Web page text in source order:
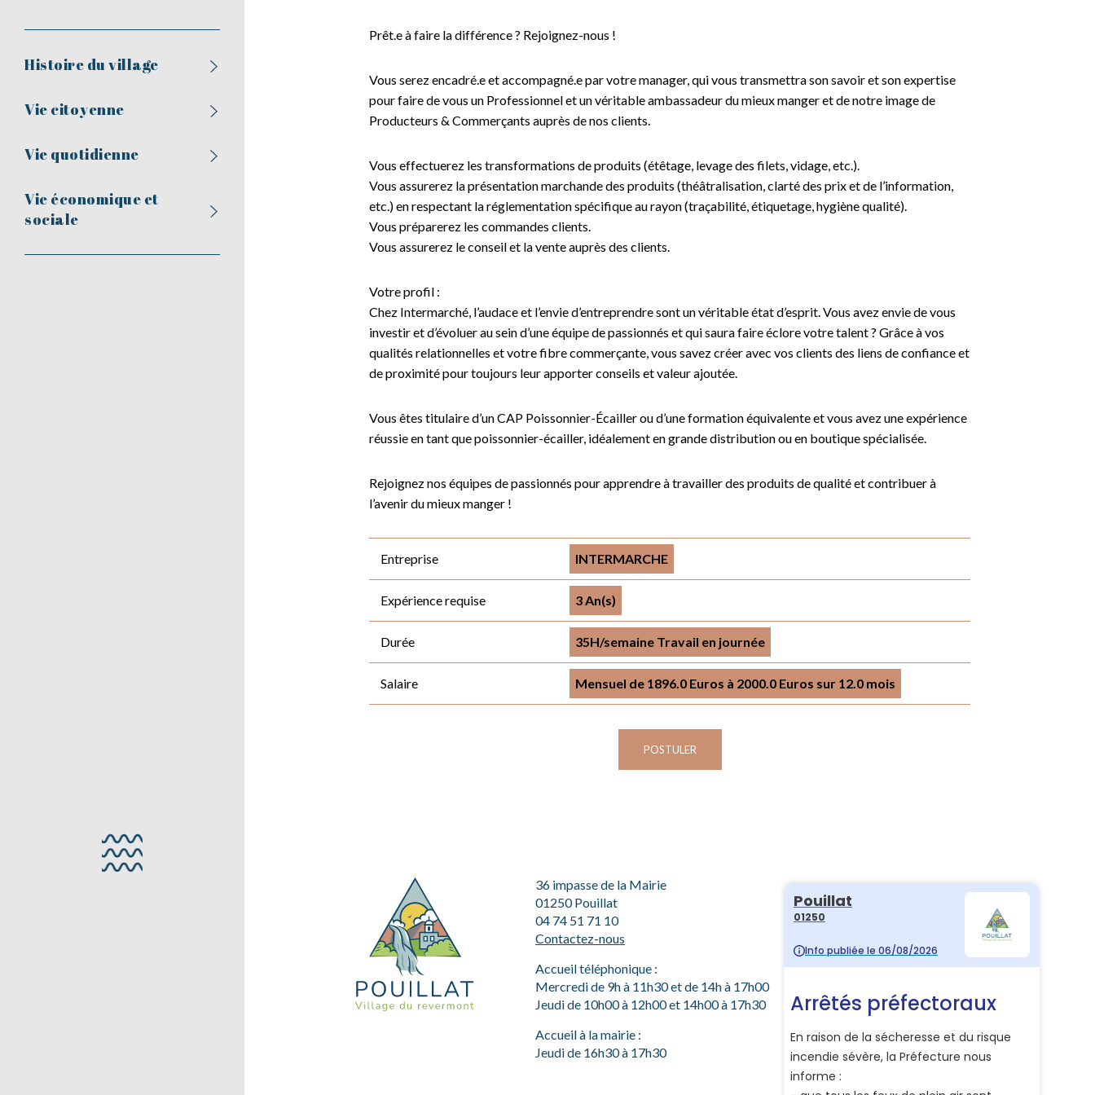
Histoire du village
Vie citoyenne
Vie quotidienne
Vie économique et
sociale
Prêt.e à faire la différence ? Rejoignez-nous !
Vous serez encadré.e et accompagné.e par votre manager, qui vous transmettra son savoir et son expertise
pour faire de vous un Professionnel et un véritable ambassadeur du mieux manger et de notre image de
Producteurs & Commerçants auprès de nos clients.
Vous effectuerez les transformations de produits (étêtage, levage des filets, vidage, etc.).
Vous assurerez la présentation marchande des produits (théâtralisation, clarté des prix et de l’information,
etc.) en respectant la réglementation spécifique au rayon (traçabilité, étiquetage, hygiène qualité).
Vous préparerez les commandes clients.
Vous assurerez le conseil et la vente auprès des clients.
Votre profil :
Chez Intermarché, l’audace et l’envie d’entreprendre sont un véritable état d’esprit. Vous avez envie de vous
investir et d’évoluer au sein d’une équipe de passionnés et qui saura faire éclore votre talent ? Grâce à vos
qualités relationnelles et votre fibre commerçante, vous savez créer avec vos clients des liens de confiance et
de proximité pour toujours leur apporter conseils et valeur ajoutée.
Vous êtes titulaire d’un CAP Poissonnier-Écailler ou d’une formation équivalente et vous avez une expérience
réussie en tant que poissonnier-écailler, idéalement en grande distribution ou en boutique spécialisée.
Rejoignez nos équipes de passionnés pour apprendre à travailler des produits de qualité et contribuer à
l’avenir du mieux manger !
Entreprise INTERMARCHE
Expérience requise 3 An(s)
Durée 35H/semaine Travail en journée
Salaire Mensuel de 1896.0 Euros à 2000.0 Euros sur 12.0 mois
POSTULER
36 impasse de la Mairie
01250 Pouillat
04 74 51 71 10
Contactez-nous
Accueil téléphonique :
Mercredi de 9h à 11h30 et de 14h à 17h00
Jeudi de 10h00 à 12h00 et 14h00 à 17h30
Accueil à la mairie :
Jeudi de 16h30 à 17h30